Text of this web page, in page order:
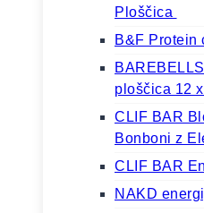
Ploščica
B&F Protein
ploščica 12
CLIF BAR
Bonboni z
CLIF BAR
NAKD